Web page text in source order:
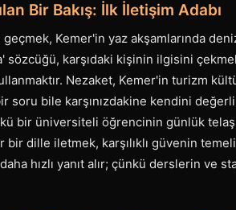
Bir Bakış: İlk İletişim Adabı
Kemer'in yaz akşamlarında
sözcüğü, karşıdaki kişinin ilgisini
Nezaket, Kemer'in turizm
soru bile karşınızdakine kendini
bir üniversiteli öğrencinin günlük
bir dille iletmek, karşılıklı güvenin
hızlı yanıt alır; çünkü derslerin ve